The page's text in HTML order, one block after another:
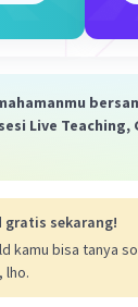
Live Teaching,
gratis sekarang!
kamu bisa tanya
lho.